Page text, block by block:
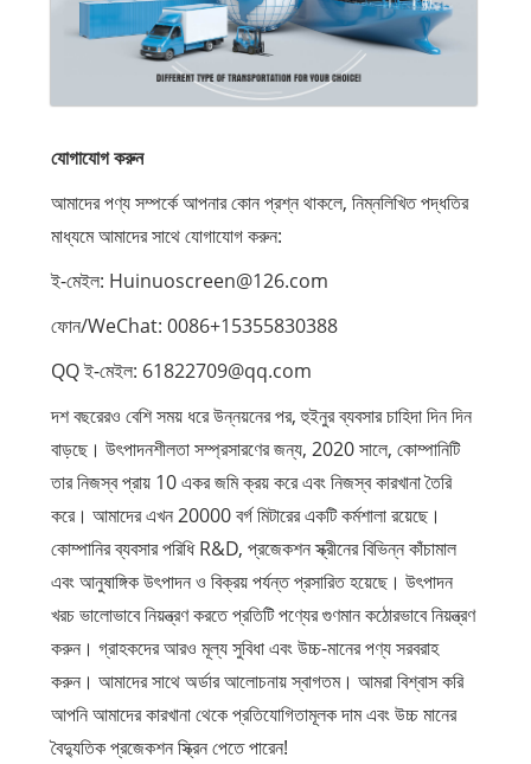
যোগাযোগ করুন
আমাদের পণ্য সম্পর্কে আপনার কোন প্রশ্ন থাকলে, নিম্নলিখিত পদ্ধতির
মাধ্যমে আমাদের সাথে যোগাযোগ করুন:
ই-মেইল: Huinuoscreen@126.com
ফোন/WeChat: 0086+15355830388
QQ ই-মেইল: 61822709@qq.com
দশ বছরেরও বেশি সময় ধরে উন্নয়নের পর, হুইনুর ব্যবসার চাহিদা দিন দিন
বাড়ছে। উৎপাদনশীলতা সম্প্রসারণের জন্য, 2020 সালে, কোম্পানিটি
তার নিজস্ব প্রায় 10 একর জমি ক্রয় করে এবং নিজস্ব কারখানা তৈরি
করে। আমাদের এখন 20000 বর্গ মিটারের একটি কর্মশালা রয়েছে।
কোম্পানির ব্যবসার পরিধি R&D, প্রজেকশন স্ক্রীনের বিভিন্ন কাঁচামাল
এবং আনুষাঙ্গিক উৎপাদন ও বিক্রয় পর্যন্ত প্রসারিত হয়েছে। উৎপাদন
খরচ ভালোভাবে নিয়ন্ত্রণ করতে প্রতিটি পণ্যের গুণমান কঠোরভাবে নিয়ন্ত্রণ
করুন। গ্রাহকদের আরও মূল্য সুবিধা এবং উচ্চ-মানের পণ্য সরবরাহ
করুন। আমাদের সাথে অর্ডার আলোচনায় স্বাগতম। আমরা বিশ্বাস করি
আপনি আমাদের কারখানা থেকে প্রতিযোগিতামূলক দাম এবং উচ্চ মানের
বৈদ্যুতিক প্রজেকশন স্ক্রিন পেতে পারেন!